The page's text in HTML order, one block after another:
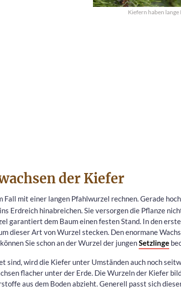
Kiefern haben
der Kiefer
Fall mit einer langen Pfahlwurzel rechnen. Gerade
Erdreich hinabreichen. Sie versorgen die Pflanze
garantiert dem Baum einen festen Stand. In den
dieser Art von Wurzel stecken. Den enormane
Sie schon an der Wurzel der jungenSetzlinge
sind, wird die Kiefer unter Umständen auch noch
flacher unter der Erde. Die Wurzeln der Kiefer
aus dem Boden abzieht. Generell passt sich